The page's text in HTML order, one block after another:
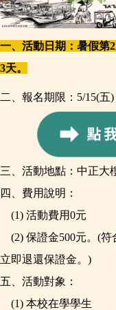
一、活動日期：暑假第
3天。
二、報名期限：5/15(五
三、活動地點：中正大
四、費用說明：
(1) 活動費用0元
(2) 保證金500元。(符
立即退還保證金。 )
五、活動對象：
(1) 本校在學學生